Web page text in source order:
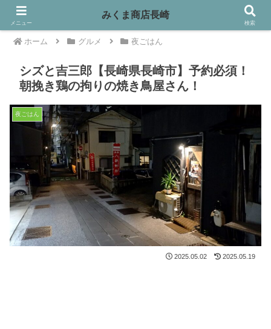
ホーム グルメ 夜ごはん
シズと吉三郎【長崎県長崎市】予約必須！
朝挽き鶏の拘りの焼き鳥屋さん！
夜ごはん
2025.05.02 2025.05.19
メニュー
みくま商店長崎
検索